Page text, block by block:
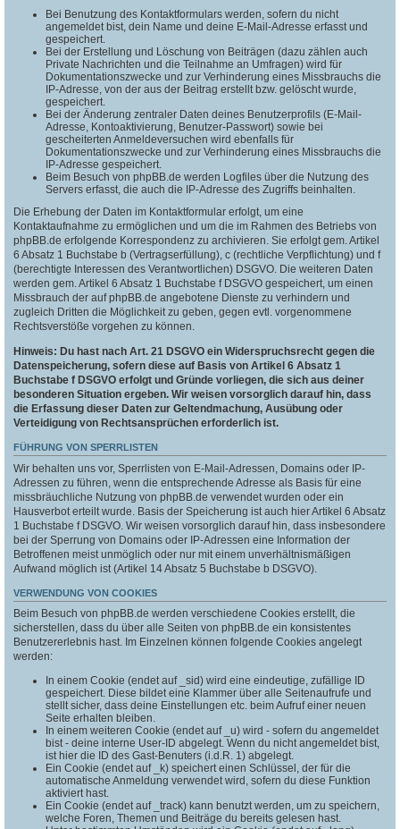
Bei Benutzung des Kontaktformulars werden, sofern du nicht
angemeldet bist, dein Name und deine E-Mail-Adresse erfasst und
gespeichert.
Bei der Erstellung und Löschung von Beiträgen (dazu zählen auch
Private Nachrichten und die Teilnahme an Umfragen) wird für
Dokumentationszwecke und zur Verhinderung eines Missbrauchs die
IP-Adresse, von der aus der Beitrag erstellt bzw. gelöscht wurde,
gespeichert.
Bei der Änderung zentraler Daten deines Benutzerprofils (E-Mail-
Adresse, Kontoaktivierung, Benutzer-Passwort) sowie bei
gescheiterten Anmeldeversuchen wird ebenfalls für
Dokumentationszwecke und zur Verhinderung eines Missbrauchs die
IP-Adresse gespeichert.
Beim Besuch von phpBB.de werden Logfiles über die Nutzung des
Servers erfasst, die auch die IP-Adresse des Zugriffs beinhalten.
Die Erhebung der Daten im Kontaktformular erfolgt, um eine
Kontaktaufnahme zu ermöglichen und um die im Rahmen des Betriebs von
phpBB.de erfolgende Korrespondenz zu archivieren. Sie erfolgt gem. Artikel
6 Absatz 1 Buchstabe b (Vertragserfüllung), c (rechtliche Verpflichtung) und f
(berechtigte Interessen des Verantwortlichen) DSGVO. Die weiteren Daten
werden gem. Artikel 6 Absatz 1 Buchstabe f DSGVO gespeichert, um einen
Missbrauch der auf phpBB.de angebotene Dienste zu verhindern und
zugleich Dritten die Möglichkeit zu geben, gegen evtl. vorgenommene
Rechtsverstöße vorgehen zu können.
Hinweis: Du hast nach Art. 21 DSGVO ein Widerspruchsrecht gegen die
Datenspeicherung, sofern diese auf Basis von Artikel 6 Absatz 1
Buchstabe f DSGVO erfolgt und Gründe vorliegen, die sich aus deiner
besonderen Situation ergeben. Wir weisen vorsorglich darauf hin, dass
die Erfassung dieser Daten zur Geltendmachung, Ausübung oder
Verteidigung von Rechtsansprüchen erforderlich ist.
FÜHRUNG VON SPERRLISTEN
Wir behalten uns vor, Sperrlisten von E-Mail-Adressen, Domains oder IP-
Adressen zu führen, wenn die entsprechende Adresse als Basis für eine
missbräuchliche Nutzung von phpBB.de verwendet wurden oder ein
Hausverbot erteilt wurde. Basis der Speicherung ist auch hier Artikel 6 Absatz
1 Buchstabe f DSGVO. Wir weisen vorsorglich darauf hin, dass insbesondere
bei der Sperrung von Domains oder IP-Adressen eine Information der
Betroffenen meist unmöglich oder nur mit einem unverhältnismäßigen
Aufwand möglich ist (Artikel 14 Absatz 5 Buchstabe b DSGVO).
VERWENDUNG VON COOKIES
Beim Besuch von phpBB.de werden verschiedene Cookies erstellt, die
sicherstellen, dass du über alle Seiten von phpBB.de ein konsistentes
Benutzererlebnis hast. Im Einzelnen können folgende Cookies angelegt
werden:
In einem Cookie (endet auf _sid) wird eine eindeutige, zufällige ID
gespeichert. Diese bildet eine Klammer über alle Seitenaufrufe und
stellt sicher, dass deine Einstellungen etc. beim Aufruf einer neuen
Seite erhalten bleiben.
In einem weiteren Cookie (endet auf _u) wird - sofern du angemeldet
bist - deine interne User-ID abgelegt. Wenn du nicht angemeldet bist,
ist hier die ID des Gast-Benuters (i.d.R. 1) abgelegt.
Ein Cookie (endet auf _k) speichert einen Schlüssel, der für die
automatische Anmeldung verwendet wird, sofern du diese Funktion
aktiviert hast.
Ein Cookie (endet auf _track) kann benutzt werden, um zu speichern,
welche Foren, Themen und Beiträge du bereits gelesen hast.